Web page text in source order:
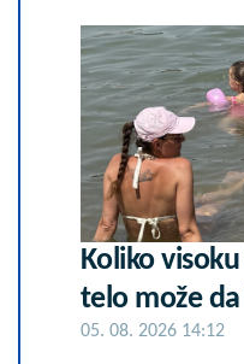
Koliko
telo može da
05. 08. 2026 14:12